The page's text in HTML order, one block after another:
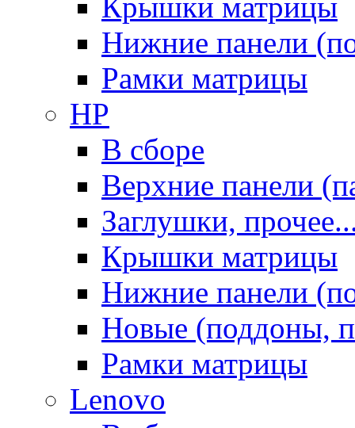
Нижние панели
Рамки матрицы
HP
В сборе
Верхние панели
Заглушки,
Крышки матрицы
Нижние панели
Новые (поддоны,
Рамки матрицы
Lenovo